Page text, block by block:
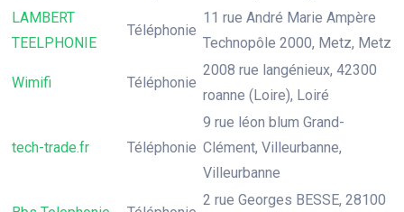
LAMBERT
TEELPHONIE
Téléphonie
11 rue André Marie Ampère
Technopôle 2000, Metz, Metz
Wimifi Téléphonie
2008 rue langénieux, 42300
roanne (Loire), Loiré
tech-trade.fr Téléphonie
9 rue léon blum Grand-
Clément, Villeurbanne,
Villeurbanne
2 rue Georges BESSE, 28100